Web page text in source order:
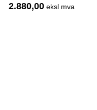
2.880,00eksl mva